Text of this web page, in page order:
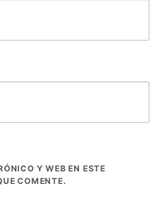
Y WEB EN ESTE
COMENTE.